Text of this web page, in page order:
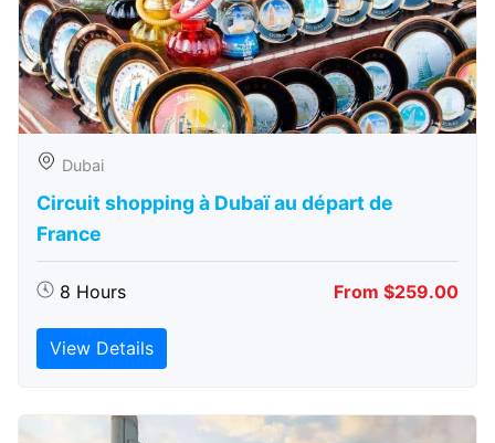
Dubai
Circuit shopping à Dubaï au départ de
France
8 Hours From $259.00
View Details